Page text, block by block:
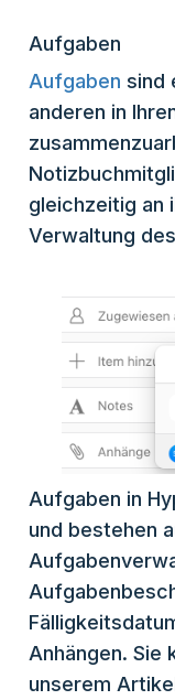
Aufgaben
Aufgaben sind
anderen in
gleichzeitig an
Verwaltung
Aufgaben in
und bestehen
Anhängen. Sie
unserem